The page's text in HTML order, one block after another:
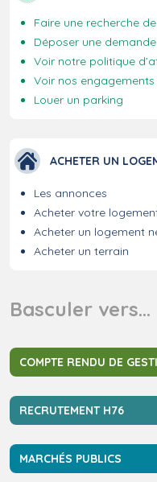
Faire une recherche
Déposer une
Voir notre politique
Voir nos
Louer un parking
ACHETER UN
Les annonces
Acheter votre
Acheter un logement
Acheter un terrain
Basculer vers…
COMPTE RENDU DE
RECRUTEMENT H76
MARCHÉS PUBLICS